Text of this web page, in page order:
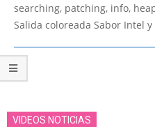
searching, patching, info,
Salida coloreada Sabor Intel y
VIDEOS NOTICIAS